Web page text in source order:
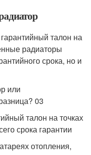
талон на
радиаторы
срока, но и
талон на точках
срока гарантии
отопления,